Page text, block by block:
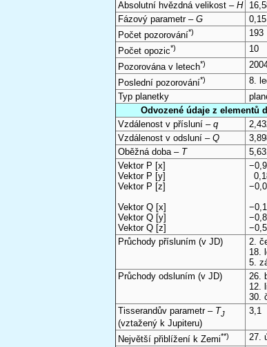
Absolutní hvězdná velikost – H
Fázový parametr – G
0,15
Počet pozorování*)
193
Počet opozic*)
10
Pozorována v letech*)
Poslední pozorování*)
8.
Typ planetky
Odvozené údaje z elementů
Vzdálenost v přísluní – q
Vzdálenost v odsluní – Q
Oběžná doba – T
Vektor P [x]
Vektor P [y]
Vektor P [z]
Vektor Q [x]
Vektor Q [y]
Vektor Q [z]
Průchody přísluním (v JD) 2.
18.
5.
Průchody odsluním (v JD) 26.
12.
30.
Tisserandův parametr – TJ
(vztažený k Jupiteru)
3,1
Největší přiblížení k Zemi**) 27.